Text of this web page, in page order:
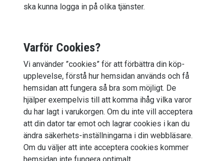
ska kunna logga in på olika tjänster.
Varför Cookies?
Vi använder ”cookies” för att förbättra din köp-
upplevelse, förstå hur hemsidan används och få
hemsidan att fungera så bra som möjligt. De
hjälper exempelvis till att komma ihåg vilka varor
du har lagt i varukorgen. Om du inte vill acceptera
att din dator tar emot och lagrar cookies i kan du
ändra säkerhets-inställningarna i din webbläsare.
Om du väljer att inte acceptera cookies kommer